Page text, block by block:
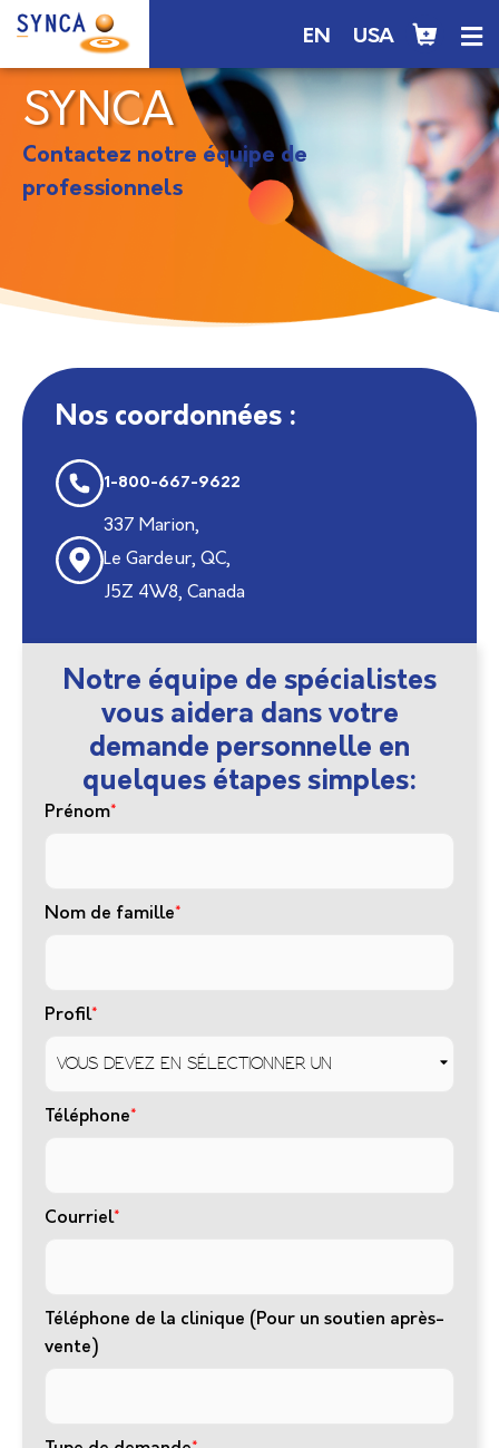
EN USA
SYNCA
Contactez notre équipe de
professionnels
Nos coordonnées :
1-800-667-9622
337 Marion,
Le Gardeur, QC,
J5Z 4W8, Canada
Notre équipe de spécialistes
vous aidera dans votre
demande personnelle en
quelques étapes simples:
Prénom*
Nom de famille*
Profil*
Téléphone*
Courriel*
Téléphone de la clinique (Pour un soutien après-
vente)